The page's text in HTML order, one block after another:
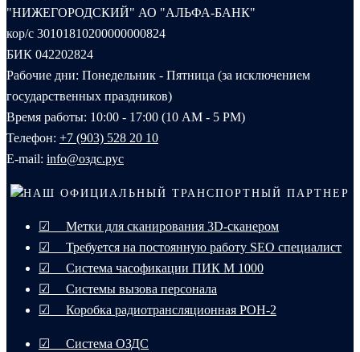
"НИЖЕГОРОДСКИЙ" АО "АЛЬФА-БАНК"
кор/с 30101810200000000824
БИК 042202824
Рабочие дни: Понедельник - Пятница (за исключением
государственных праздников)
Время работы: 10:00 - 17:00 (10 AM - 5 PM)
Телефон: +7 (903) 528 20 10‬
E-mail: info@оздс.рус
НАШ ОФИЦИАЛЬНЫЙ ТРАНСПОРТНЫЙ ПАРТНЕР
☑ Метки для сканирования 3D-сканером
☑ Требуется на постоянную работу SEO специалист
☑ Система часофикации ПИК М 1000
☑ Системы вызова персонала
☑ Коробка радиотрансляционная РОН-2
☑ Система ОЗДС